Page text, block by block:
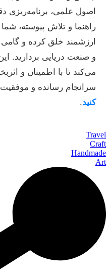
اصول علمی، برنامه‌ریزی
راهنما و تلاش پیوسته،
ارزشمند خلق کرده و
و صنعت دریایی بردارید.
می‌کند تا با اطمینان و
سرانجام رسانده و
کنید.
Travel
Craft
Handmade
Art